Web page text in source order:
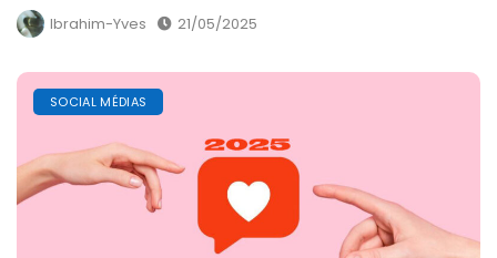
Ibrahim-Yves 21/05/2025
SOCIAL MÉDIAS